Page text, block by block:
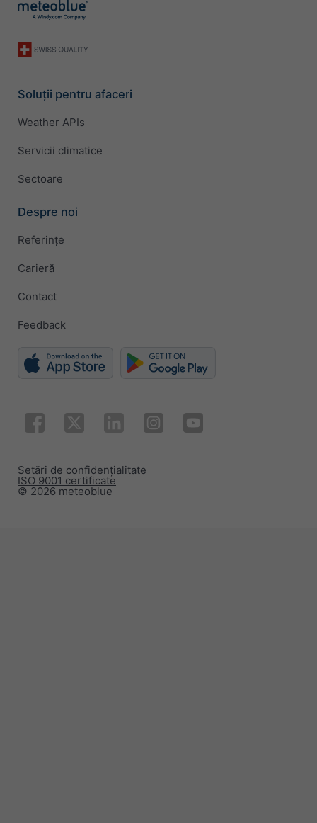
Soluții pentru afaceri
Weather APIs
Servicii climatice
Sectoare
Despre noi
Referințe
Carieră
Contact
Feedback
© 2026 meteoblue
ISO 9001 certificate
Setări de confidențialitate